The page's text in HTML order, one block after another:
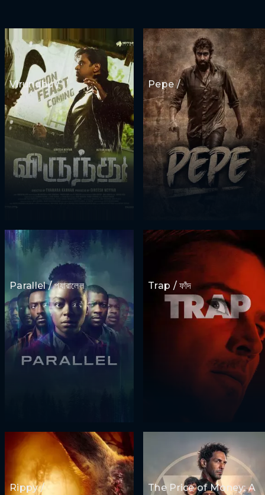
Virundhu / Pepe /
Parallel / প্যারালেল Trap / ফাঁদ
Rippy /
The Price of Money: A